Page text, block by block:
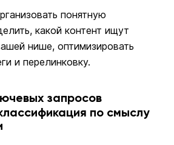
понятную
какой контент ищут
нише, оптимизировать
и перелинковку.
запросов
по смыслу